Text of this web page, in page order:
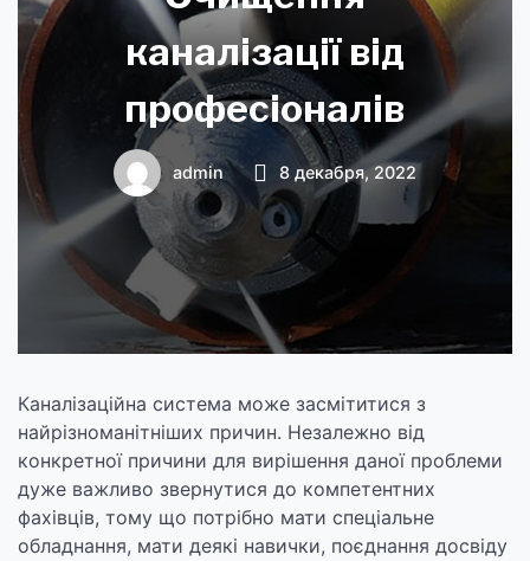
каналізації від
професіоналів
admin 8 декабря, 2022
Каналізаційна система може засмітитися з
найрізноманітніших причин. Незалежно від
конкретної причини для вирішення даної проблеми
дуже важливо звернутися до компетентних
фахівців, тому що потрібно мати спеціальне
обладнання, мати деякі навички, поєднання досвіду